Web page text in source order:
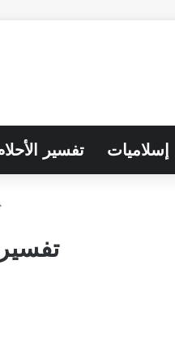
إسلاميات تفسير